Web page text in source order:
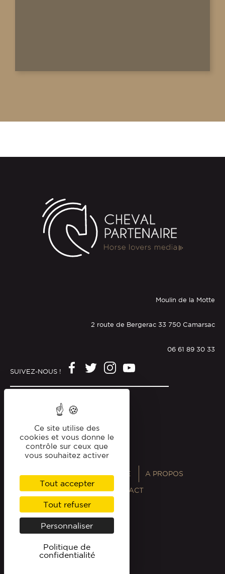
Moulin de la Motte
2 route de Bergerac 33 750 Camarsac
06 61 89 30 33
SUIVEZ-NOUS !
Politique de confidentialité
ANNUAIRES MAGAZINE A PROPOS
PROFESSIONNELS CONTACT
Ce site utilise des
cookies et vous donne le
contrôle sur ceux que
vous souhaitez activer
Tout accepter
Tout refuser
Personnaliser
Politique de
confidentialité